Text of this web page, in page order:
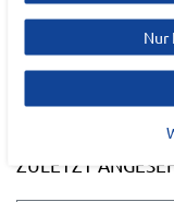
ZULETZT
Nur